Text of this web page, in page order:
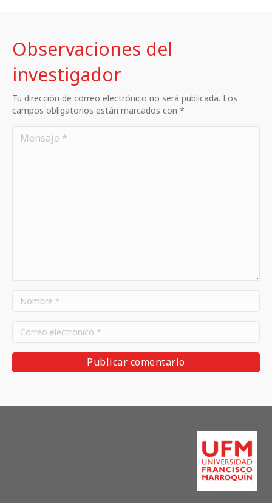
Observaciones del
investigador
Tu dirección de correo electrónico no será publicada. Los
campos obligatorios están marcados con *